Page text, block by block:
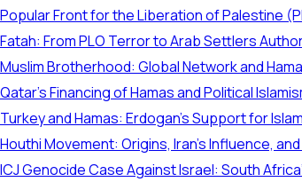
Popular Front for the Liberation of Palestine
Fatah: From PLO Terror to Arab Settlers
Muslim Brotherhood: Global Network and
Qatar's Financing of Hamas and Political
Turkey and Hamas: Erdogan's Support for
Houthi Movement: Origins, Iran's Influence,
ICJ Genocide Case Against Israel: South